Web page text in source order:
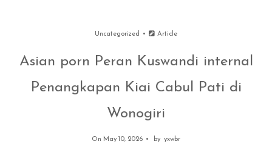
Uncategorized Article
Asian porn Peran Kuswandi internal
Penangkapan Kiai Cabul Pati di
Wonogiri
On May 10, 2026 by yxwbr